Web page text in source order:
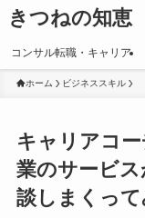
きつねの知恵
コンサル転職・キャリア
ホーム ビジネススキル
キャリアコ
業のサービ
談しまくって